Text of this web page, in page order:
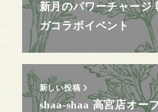
新月のパワーチャージ
ガコラボイベント
新しい投稿
shaa-shaa 高宮店オー